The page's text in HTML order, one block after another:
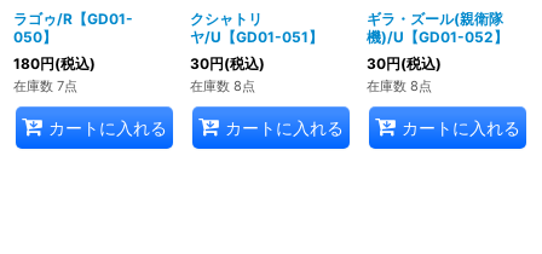
ラゴゥ/R【GD01-
050】
180円(税込)
在庫数 7点
カートに入れる
クシャトリ
ヤ/U【GD01-051】
30円(税込)
在庫数 8点
カートに入れる
ギラ・ズール(親衛隊
機)/U【GD01-052】
30円(税込)
在庫数 8点
カートに入れる